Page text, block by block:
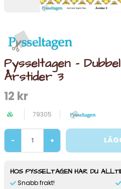
Pysseltagen -
Årstider 3
12 kr
79305
- +
HOS PYSSELTAGEN HAR DU
Snabb frakt!